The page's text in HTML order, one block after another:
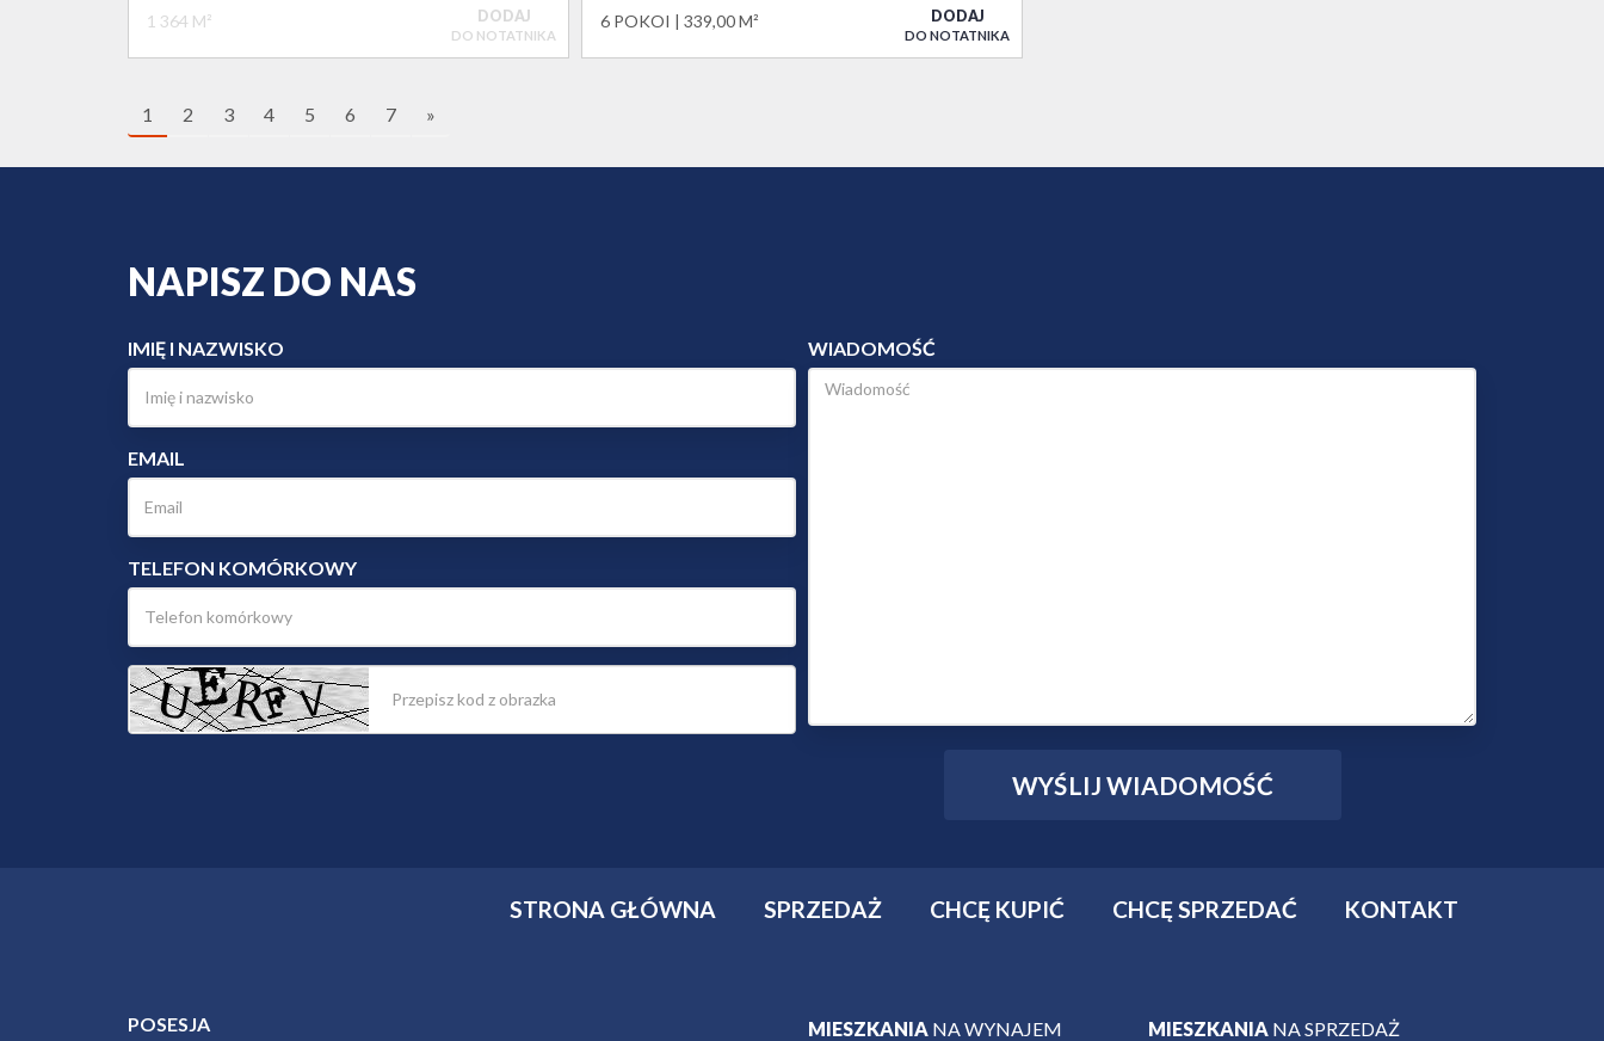
1 364 M² DODAJ
DO NOTATNIKA
6 POKOI 339,00 M² DODAJ
DO NOTATNIKA
1 2 3 4 5 6 7 »
NAPISZ DO NAS
IMIĘ I NAZWISKO
EMAIL
TELEFON KOMÓRKOWY
WIADOMOŚĆ
STRONA GŁÓWNA SPRZEDAŻ CHCĘ KUPIĆ CHCĘ SPRZEDAĆ KONTAKT
POSESJA
MIESZKANIA NA WYNAJEM MIESZKANIA NA SPRZEDAŻ